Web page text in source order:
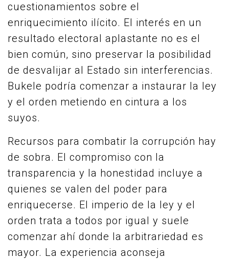
cuestionamientos sobre el
enriquecimiento ilícito. El interés en un
resultado electoral aplastante no es el
bien común, sino preservar la posibilidad
de desvalijar al Estado sin interferencias.
Bukele podría comenzar a instaurar la ley
y el orden metiendo en cintura a los
suyos.
Recursos para combatir la corrupción hay
de sobra. El compromiso con la
transparencia y la honestidad incluye a
quienes se valen del poder para
enriquecerse. El imperio de la ley y el
orden trata a todos por igual y suele
comenzar ahí donde la arbitrariedad es
mayor. La experiencia aconseja